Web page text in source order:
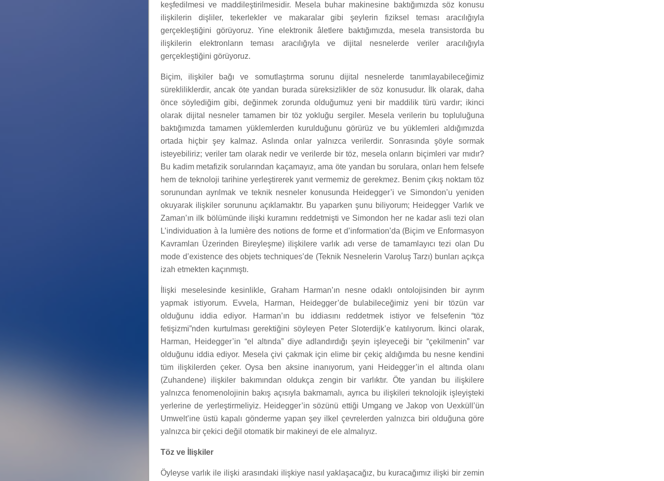
keşfedilmesi ve maddileştirilmesidir. Mesela buhar makinesine baktığımızda söz konusu
ilişkilerin dişliler, tekerlekler ve makaralar gibi şeylerin fiziksel teması aracılığıyla
gerçekleştiğini görüyoruz. Yine elektronik âletlere baktığımızda, mesela transistorda bu
ilişkilerin elektronların teması aracılığıyla ve dijital nesnelerde veriler aracılığıyla
gerçekleştiğini görüyoruz.
Biçim, ilişkiler bağı ve somutlaştırma sorunu dijital nesnelerde tanımlayabileceğimiz
sürekliliklerdir, ancak öte yandan burada süreksizlikler de söz konusudur. İlk olarak, daha
önce söylediğim gibi, değinmek zorunda olduğumuz yeni bir maddilik türü vardır; ikinci
olarak dijital nesneler tamamen bir töz yokluğu sergiler. Mesela verilerin bu topluluğuna
baktığımızda tamamen yüklemlerden kurulduğunu görürüz ve bu yüklemleri aldığımızda
ortada hiçbir şey kalmaz. Aslında onlar yalnızca verilerdir. Sonrasında şöyle sormak
isteyebiliriz; veriler tam olarak nedir ve verilerde bir töz, mesela onların biçimleri var mıdır?
Bu kadim metafizik sorularından kaçamayız, ama öte yandan bu sorulara, onları hem felsefe
hem de teknoloji tarihine yerleştirerek yanıt vermemiz de gerekmez. Benim çıkış noktam töz
sorunundan ayrılmak ve teknik nesneler konusunda Heidegger’i ve Simondon’u yeniden
okuyarak ilişkiler sorununu açıklamaktır. Bu yaparken şunu biliyorum; Heidegger Varlık ve
Zaman’ın ilk bölümünde ilişki kuramını reddetmişti ve Simondon her ne kadar asli tezi olan
L’individuation à la lumière des notions de forme et d’information’da (Biçim ve Enformasyon
Kavramları Üzerinden Bireyleşme) ilişkilere varlık adı verse de tamamlayıcı tezi olan Du
mode d’existence des objets techniques’de (Teknik Nesnelerin Varoluş Tarzı) bunları açıkça
izah etmekten kaçınmıştı.
İlişki meselesinde kesinlikle, Graham Harman’ın nesne odaklı ontolojisinden bir ayrım
yapmak istiyorum. Evvela, Harman, Heidegger’de bulabileceğimiz yeni bir tözün var
olduğunu iddia ediyor. Harman’ın bu iddiasını reddetmek istiyor ve felsefenin “töz
fetişizmi”nden kurtulması gerektiğini söyleyen Peter Sloterdijk’e katılıyorum. İkinci olarak,
Harman, Heidegger’in “el altında” diye adlandırdığı şeyin işleyeceği bir “çekilmenin” var
olduğunu iddia ediyor. Mesela çivi çakmak için elime bir çekiç aldığımda bu nesne kendini
tüm ilişkilerden çeker. Oysa ben aksine inanıyorum, yani Heidegger’in el altında olanı
(Zuhandene) ilişkiler bakımından oldukça zengin bir varlıktır. Öte yandan bu ilişkilere
yalnızca fenomenolojinin bakış açısıyla bakmamalı, ayrıca bu ilişkileri teknolojik işleyişteki
yerlerine de yerleştirmeliyiz. Heidegger’in sözünü ettiği Umgang ve Jakop von Uexküll’ün
Umwelt’ine üstü kapalı gönderme yapan şey ilkel çevrelerden yalnızca biri olduğuna göre
yalnızca bir çekici değil otomatik bir makineyi de ele almalıyız.
Töz ve İlişkiler
Öyleyse varlık ile ilişki arasındaki ilişkiye nasıl yaklaşacağız, bu kuracağımız ilişki bir zemin